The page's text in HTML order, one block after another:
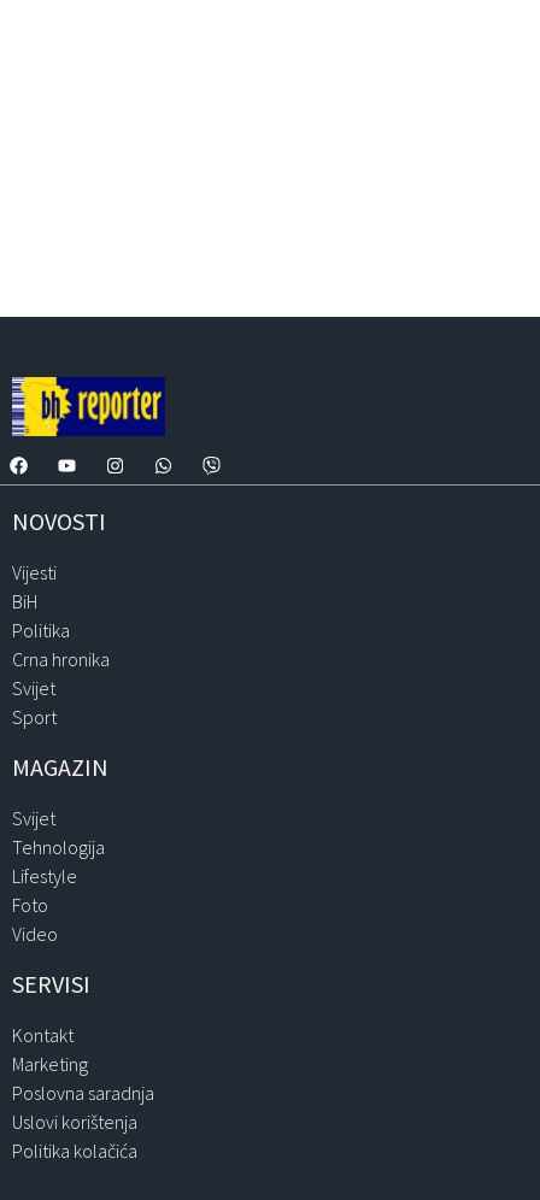
NOVOSTI
Vijesti
BiH
Politika
Crna hronika
Svijet
Sport
MAGAZIN
Svijet
Tehnologija
Lifestyle
Foto
Video
SERVISI
Kontakt
Marketing
Poslovna saradnja
Uslovi korištenja
Politika kolačića